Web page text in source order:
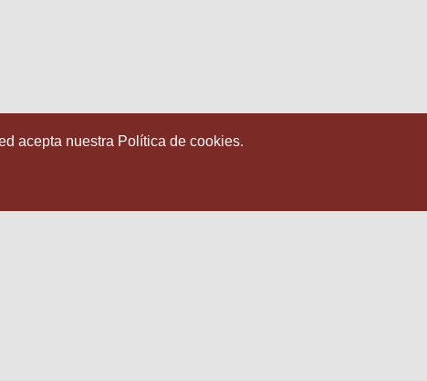
acepta nuestra Política de cookies.